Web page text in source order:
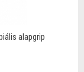
alapgrip